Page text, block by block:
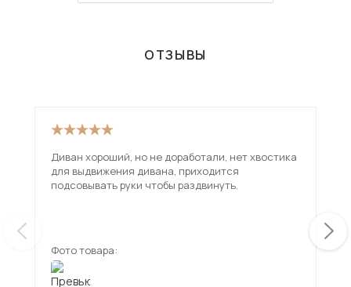
ОТЗЫВЫ
Диван хороший, но не доработали, нет хвостика
для выдвижения дивана, приходится
подсовывать руки чтобы раздвинуть.
Фото товара: